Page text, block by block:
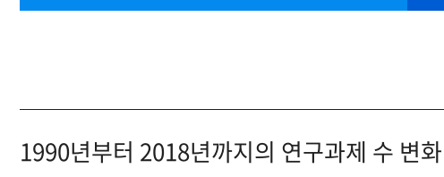
1990년부터 2018년까지의 연구과제 수 변화